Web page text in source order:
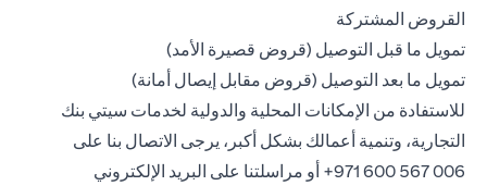
القروض المشتركة
تمويل ما قبل التوصيل (قروض قصيرة الأمد)
تمويل ما بعد التوصيل (قروض مقابل إيصال أمانة)
للاستفادة من الإمكانات المحلية والدولية لخدمات سيتي بنك
التجارية، وتنمية أعمالك بشكل أكبر، يرجى الاتصال بنا على
006 567 600 971+
أو مراسلتنا على البريد الإلكتروني